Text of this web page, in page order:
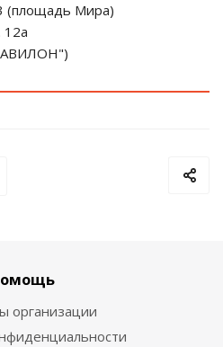
(площадь Мира)
12а
организации